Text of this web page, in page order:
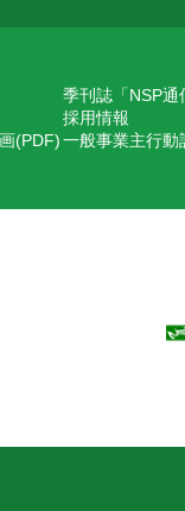
季刊誌「NSP通
採用情報
(PDF) 一般事業主行動